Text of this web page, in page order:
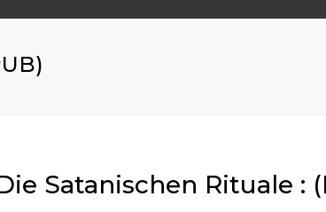
Mon - Sat:
Satanischen Rituale :